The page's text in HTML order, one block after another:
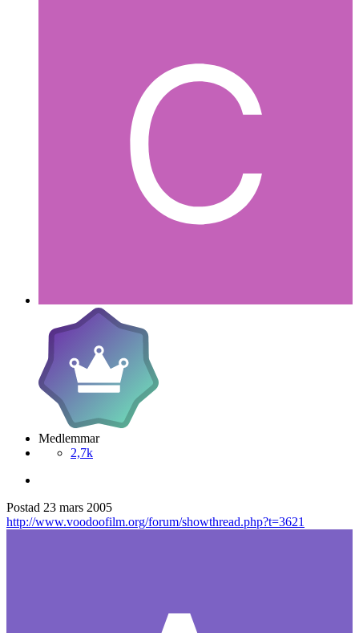
Medlemmar
2,7k
Postad 23 mars 2005
http://www.voodoofilm.org/forum/showthread.php?t=3621